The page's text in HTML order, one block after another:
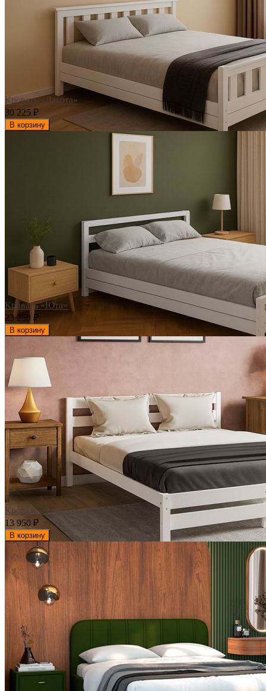
Кровать «Дакота»
30 225 ₽
В корзину
Кровать «Юта»
23 250 ₽
В корзину
Кровать «Руна»
13 950 ₽
В корзину